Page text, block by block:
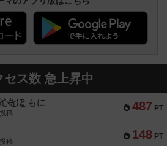
セス数 急上昇中
487 PT
とともに
稿
148 PT
稿